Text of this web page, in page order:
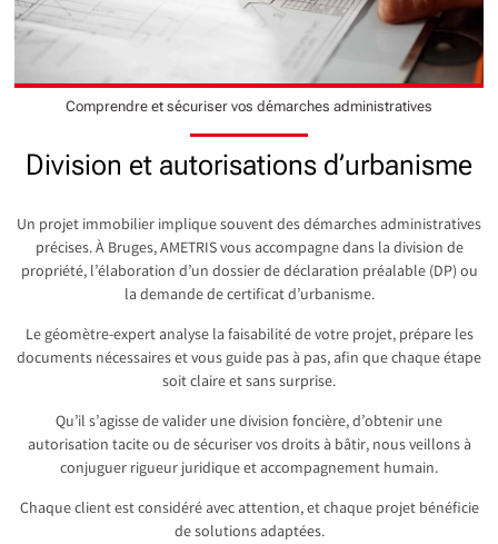
Comprendre et sécuriser vos démarches administratives
Division et autorisations d’urbanisme
Un projet immobilier implique souvent des démarches administratives
précises. À Bruges, AMETRIS vous accompagne dans la division de
propriété, l’élaboration d’un dossier de déclaration préalable (DP) ou
la demande de certificat d’urbanisme.
Le géomètre-expert analyse la faisabilité de votre projet, prépare les
documents nécessaires et vous guide pas à pas, afin que chaque étape
soit claire et sans surprise.
Qu’il s’agisse de valider une division foncière, d’obtenir une
autorisation tacite ou de sécuriser vos droits à bâtir, nous veillons à
conjuguer rigueur juridique et accompagnement humain.
Chaque client est considéré avec attention, et chaque projet bénéficie
de solutions adaptées.